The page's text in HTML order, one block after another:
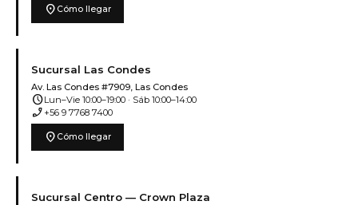
location_on Cómo llegar
Sucursal Las Condes
Av. Las Condes #7909, Las Condes
scheduleLun–Vie 10:00–19:00 · Sáb 10:00–14:00
phone_enabled +56 9 7768 7400
location_on Cómo llegar
Sucursal Centro — Crown Plaza